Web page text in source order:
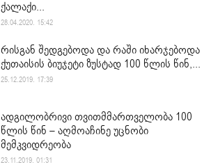
ქალაქი...
28.04.2020. 15:42
რისგან შედგებოდა და რაში იხარჯებოდა
ქუთაისის ბიუჯეტი ზუსტად 100 წლის წინ,...
25.12.2019. 17:39
ადგილობრივი თვითმმართველობა 100
წლის წინ – აღმოაჩინე უცნობი
მემკვიდრეობა
23.11.2019. 01:31